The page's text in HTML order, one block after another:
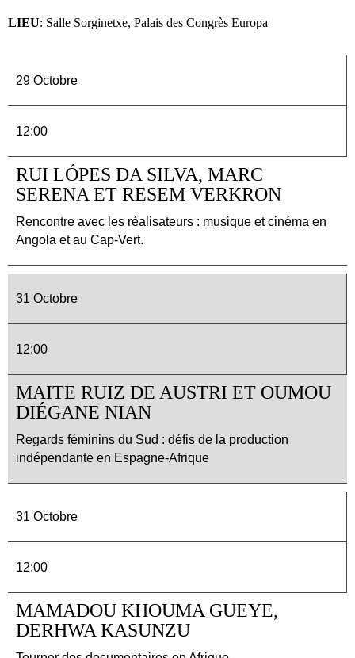
LIEU: Salle Sorginetxe, Palais des Congrès Europa
29 Octobre
12:00
RUI LÓPES DA SILVA, MARC
SERENA ET RESEM VERKRON
Rencontre avec les réalisateurs : musique et cinéma en
Angola et au Cap-Vert.
31 Octobre
12:00
MAITE RUIZ DE AUSTRI ET OUMOU
DIÉGANE NIAN
Regards féminins du Sud : défis de la production
indépendante en Espagne-Afrique
31 Octobre
12:00
MAMADOU KHOUMA GUEYE,
DERHWA KASUNZU